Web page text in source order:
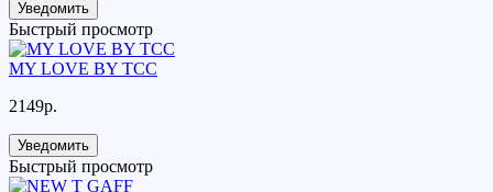
Уведомить
Быстрый просмотр
MY LOVE BY TCC
2149р.
Уведомить
Быстрый просмотр